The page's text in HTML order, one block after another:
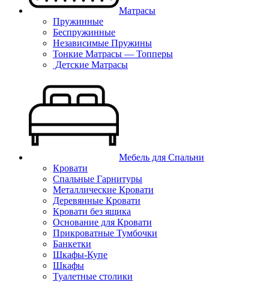
Матрасы
Пружинные
Беспружинные
Независимые Пружины
Тонкие Матрасы — Топперы
Детские Матрасы
Мебель для Спальни
Кровати
Спальные Гарнитуры
Металлические Кровати
Деревянные Кровати
Кровати без ящика
Основание для Кровати
Прикроватные Тумбочки
Банкетки
Шкафы-Купе
Шкафы
Туалетные столики